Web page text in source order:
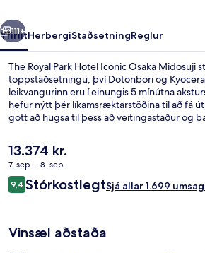
Midosuji
Anddyri
Næsta
111+
YfirlitHerbergiStaðsetningReglur
The Royal Park Hotel Iconic Osaka Midosuji
toppstaðsetningu, því Dotonbori og
leikvangurinn eru í einungis 5 mínútna
hefur nýtt þér líkamsræktarstöðina til að fá
gott að hugsa til þess að veitingastaður og
auki eru Spa World (heilsulind) og
einungis 5 mínútna akstursfjarlægð. Aðrir
ánægðir með hversu stutt er í
lestarstöðin er í 3 mínútna göngufjarlægð og
er í 12 mínútna göngufjarlægð.
Núverandi
verð
er
13.374 kr.
13.374 kr.
7. sep. - 8. sep.
Umsagnir
9,49,4 af 10
StórkostlegtSjá allar 1.699
Vinsæl aðstaða